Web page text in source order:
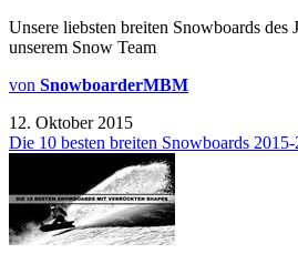
Unsere liebsten breiten Snowboards des
unserem Snow Team
von SnowboarderMBM
12. Oktober 2015
Die 10 besten breiten Snowboards